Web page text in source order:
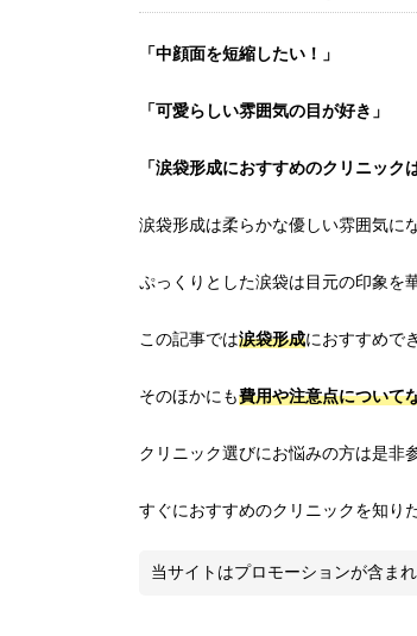
「中顔面を短縮したい！」
「可愛らしい雰囲気の目が好き」
「涙袋形成におすすめのクリニック
涙袋形成は柔らかな優しい雰囲気に
ぷっくりとした涙袋は目元の印象を
この記事では涙袋形成におすすめで
そのほかにも費用や注意点について
クリニック選びにお悩みの方は是非
すぐにおすすめのクリニックを知り
当サイトはプロモーションが含ま